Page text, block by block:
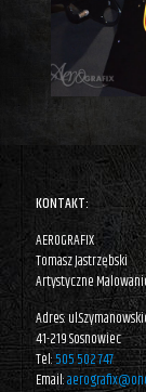
KONTAKT:
AEROGRAFIX
Tomasz Jastrzębski
Artystyczne
Adres:
41-219 Sosnowiec
Tel:505 502 747
Email: